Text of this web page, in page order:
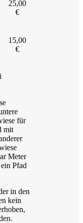
25,00
€
15,00
€
für
mit
Meter
Pfad
in den
kein